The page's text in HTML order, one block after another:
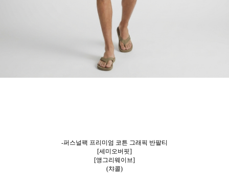
-퍼스널팩 프리미엄 코튼 그래픽 반팔티
[세미오버핏]
[앵그리웨이브]
(챠콜)